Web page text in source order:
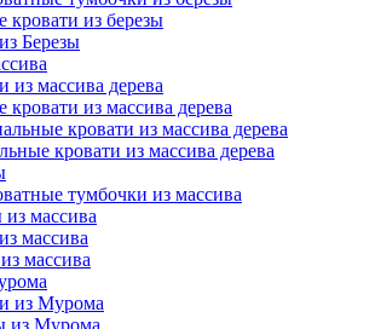
кровати из березы
Березы
из массива дерева
кровати из массива дерева
кровати из массива дерева
кровати из массива дерева
тумбочки из массива
массива
массива
массива
из Мурома
из Мурома